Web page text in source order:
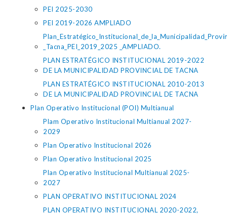
PEI 2025-2030
PEI 2019-2026 AMPLIADO
_Tacna_PEI_2019_2025 _AMPLIADO.
PLAN ESTRATÉGICO INSTITUCIONAL 2019-2022
DE LA MUNICIPALIDAD PROVINCIAL DE TACNA
PLAN ESTRATÉGICO INSTITUCIONAL 2010-2013
DE LA MUNICIPALIDAD PROVINCIAL DE TACNA
Plan Operativo Institucional (POI) Multianual
Plam Operativo Institucional Multianual 2027-
2029
Plan Operativo Institucional 2026
Plan Operativo Institucional 2025
Plan Operativo Institucional Multianual 2025-
2027
PLAN OPERATIVO INSTITUCIONAL 2024
PLAN OPERATIVO INSTITUCIONAL 2020-2022,